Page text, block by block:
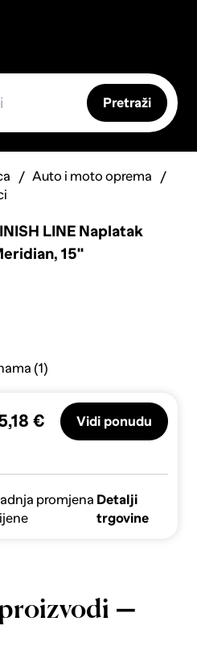
Pretraži
Auto i moto oprema
LINE Naplatak
15''
(1)
€ Vidi ponudu
promjena Detalji
trgovine
—